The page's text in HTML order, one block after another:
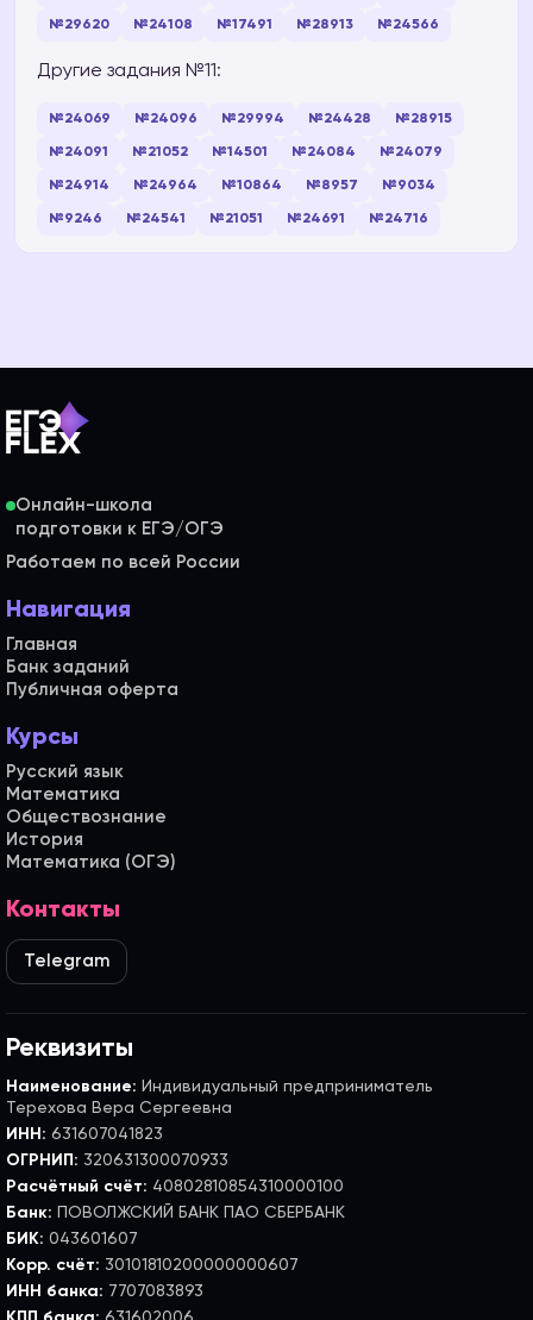
№29620 №24108 №17491 №28913 №24566
Другие задания №11:
№24069 №24096 №29994 №24428 №28915
№24091 №21052 №14501 №24084 №24079
№24914 №24964 №10864 №8957 №9034
№9246 №24541 №21051 №24691 №24716
Онлайн-школа
Работаем по всей России
Навигация
Главная
Банк заданий
Публичная оферта
Курсы
Русский язык
Математика
Обществознание
История
Математика (ОГЭ)
Контакты
Telegram
Реквизиты
Наименование: Индивидуальный предприниматель
Терехова Вера Сергеевна
ИНН: 631607041823
ОГРНИП: 320631300070933
Расчётный счёт: 40802810854310000100
Банк: ПОВОЛЖСКИЙ БАНК ПАО СБЕРБАНК
БИК: 043601607
Корр. счёт: 30101810200000000607
ИНН банка: 7707083893